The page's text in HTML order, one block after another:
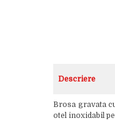
Descriere
Brosa gravata
otel inoxidabil